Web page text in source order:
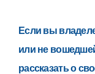
Если вы
или не
рассказать о